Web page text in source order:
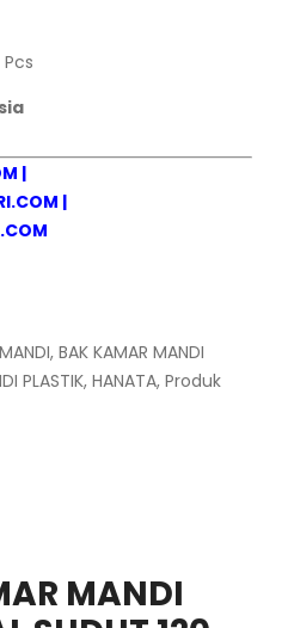
Pcs
|
|
, BAK KAMAR MANDI
PLASTIK, HANATA, Produk
MANDI